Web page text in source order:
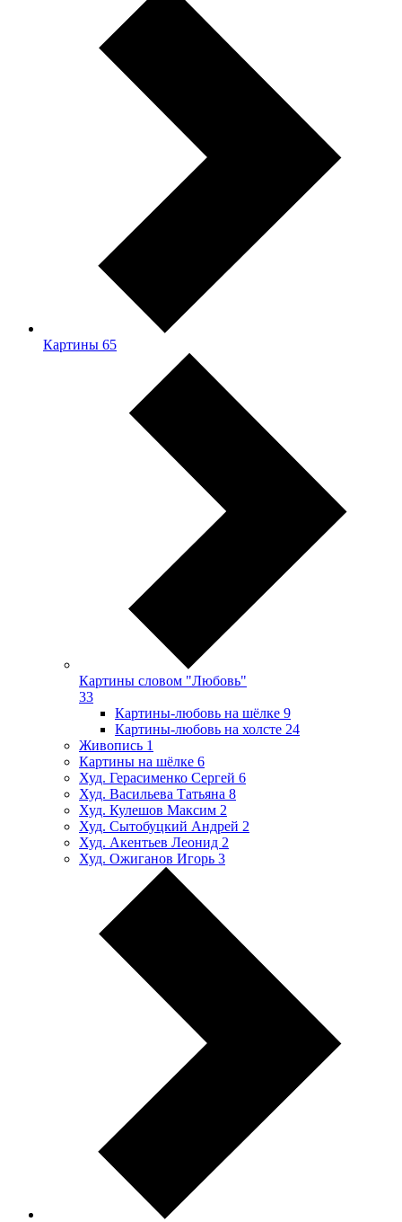
Картины 65
Картины словом "Любовь"
33
Картины-любовь на шёлке 9
Картины-любовь на холсте 24
Живопись 1
Картины на шёлке 6
Худ. Герасименко Сергей 6
Худ. Васильева Татьяна 8
Худ. Кулешов Максим 2
Худ. Сытобуцкий Андрей 2
Худ. Акентьев Леонид 2
Худ. Ожиганов Игорь 3